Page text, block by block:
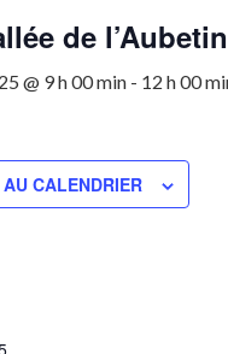
de l’Aubetin
@ 9 h 00 min - 12 h 00
CALENDRIER